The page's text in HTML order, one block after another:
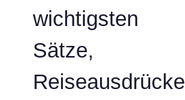
wichtigsten
Sätze,
Reiseausdrücke